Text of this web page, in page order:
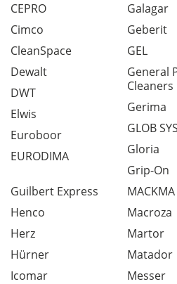
CEPRO
Cimco
CleanSpace
Dewalt
DWT
Elwis
Euroboor
EURODIMA
Galagar
Geberit
GEL
General
Cleaners
Gerima
GLOB
Gloria
Grip-On
Guilbert Express
Henco
Herz
Hürner
Icomar
MACKMA
Macroza
Martor
Matador
Messer